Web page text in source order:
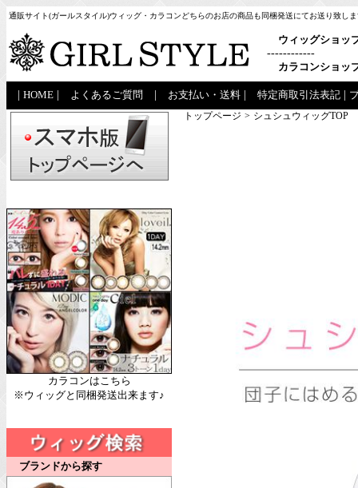
通販サイト(ガールスタイル)ウィッグ・カラコンどちらのお店の商品も同梱発送にてお送り致し
ウィッグショッ
------------
カラコンショッ
HOME よくあるご質問 お支払い・送料 特定商取引法表記
カラコンはこちら
※ウィッグと同梱発送出来ます♪
ブランドから探す
トップページ > シュシュウィッグTOP